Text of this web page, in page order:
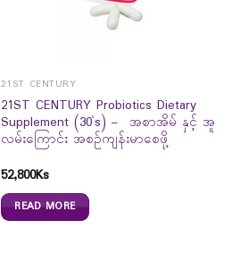
21ST CENTURY
21ST CENTURY Probiotics Dietary
Supplement (30`s) – အစာအိမ် နှင့် အူ
လမ်းကြောင်း အစဉ်ကျန်းမာစေဖို့
52,800Ks
READ MORE